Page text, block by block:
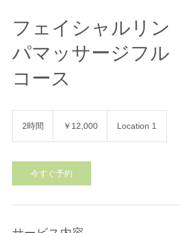
フェイシャルリン
パマッサージフル
コース
2時間 ￥12,000 Location 1
今すぐ予約